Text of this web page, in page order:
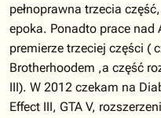
pełnoprawna trzecia
epoka. Ponadto prace nad
premierze trzeciej części (
Brotherhoodem ,a część
III). W 2012 czekam na
Effect III, GTA V,